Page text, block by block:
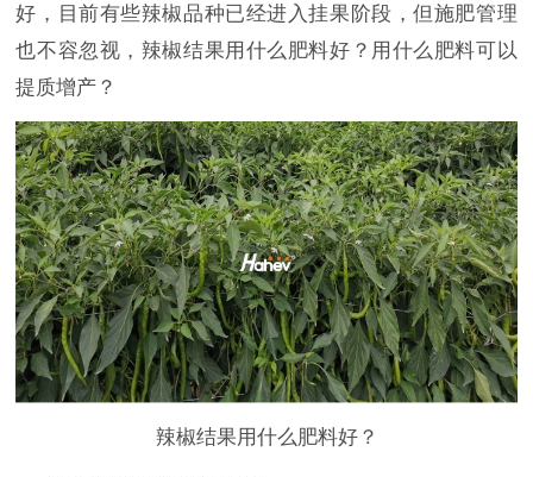
好，目前有些辣椒品种已经进入挂果阶段，但施肥管理
也不容忽视，辣椒结果用什么肥料好？用什么肥料可以
提质增产？
辣椒结果用什么肥料好？